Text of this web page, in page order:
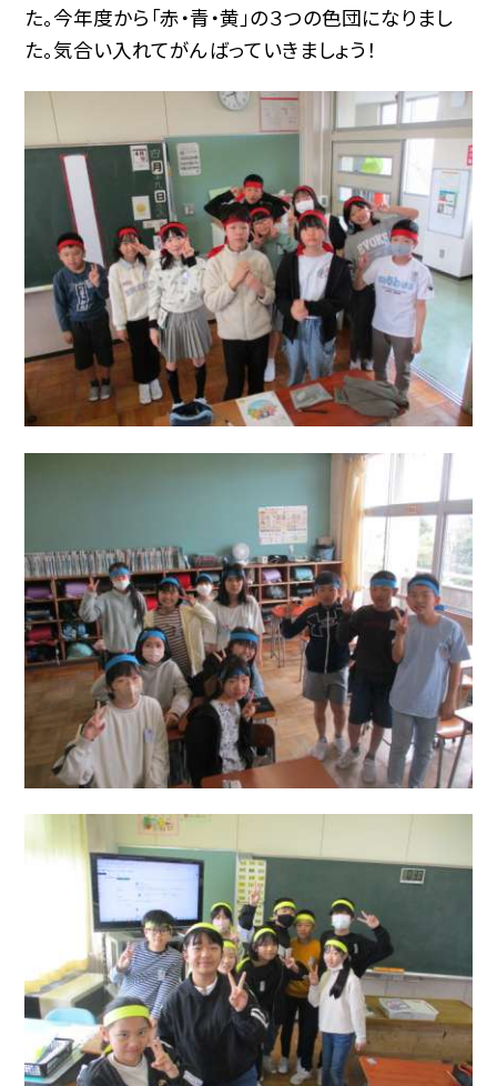
た。今年度から「赤・青・黄」の３つの色団になりまし
た。気合い入れてがんばっていきましょう！